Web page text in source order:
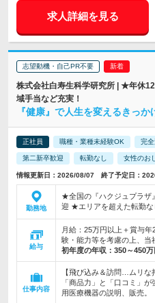
求人詳細を見る
志望動機・自己PR不要
株式会社白寿生科学研究所 | ★年休
域手当など充実！
『健康』で人生を変えるきっか
正社員 職種・業種未経験OK 完
第二新卒歓迎 転勤なし 女性のお
情報更新日：2026/08/07 終了予定日：
勤務地
★全国の『ハクジュプラザ
迎 ★エリアを超えた転勤な
給与
月給：25万円以上＋賞与
験・能力等を考慮の上、当
初年度の年収： 350～450万
仕事内容
【飛び込み＆訪問…ムリな
「商品力」と「口コミ」
用医療機器の説明、販売。